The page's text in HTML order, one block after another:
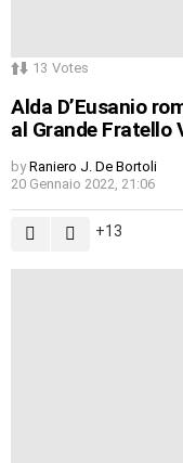
13 Votes
Alda D’Eusanio
al Grande Fratello
by Raniero J. De Bortoli
20 Gennaio 2022, 21:06
13